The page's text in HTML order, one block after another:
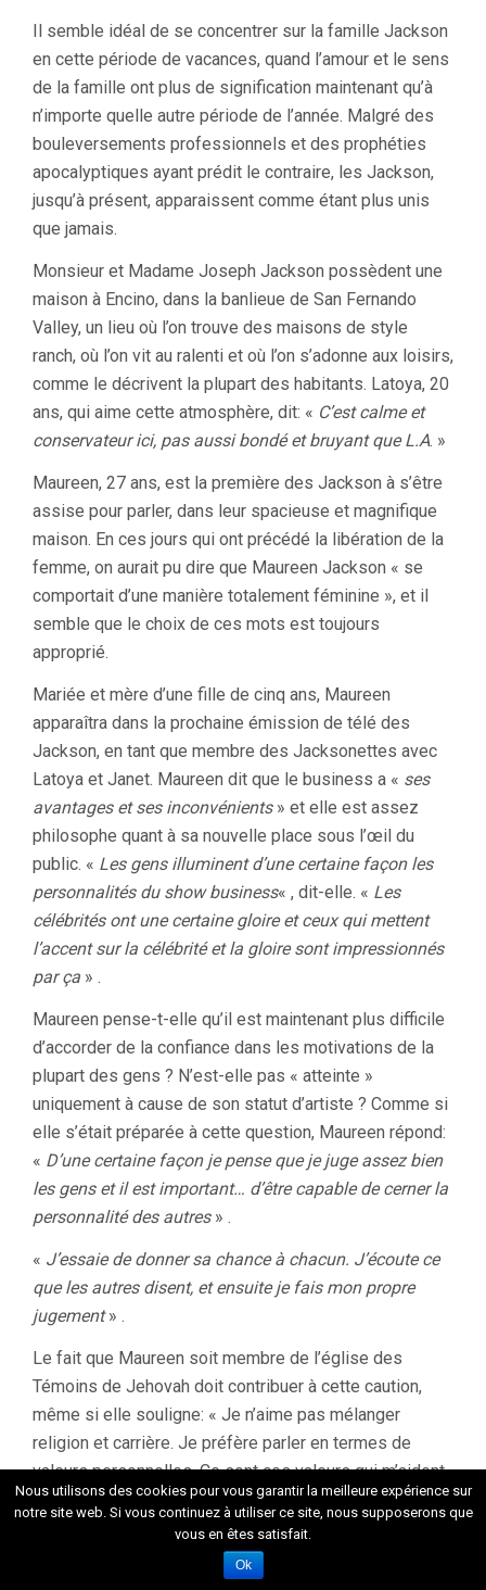
Il semble idéal de se concentrer sur la famille Jackson
en cette période de vacances, quand l’amour et le sens
de la famille ont plus de signification maintenant qu’à
n’importe quelle autre période de l’année. Malgré des
bouleversements professionnels et des prophéties
apocalyptiques ayant prédit le contraire, les Jackson,
jusqu’à présent, apparaissent comme étant plus unis
que jamais.
Monsieur et Madame Joseph Jackson possèdent une
maison à Encino, dans la banlieue de San Fernando
Valley, un lieu où l’on trouve des maisons de style
ranch, où l’on vit au ralenti et où l’on s’adonne aux loisirs,
comme le décrivent la plupart des habitants. Latoya, 20
ans, qui aime cette atmosphère, dit: « C’est calme et
conservateur ici, pas aussi bondé et bruyant que L.A. »
Maureen, 27 ans, est la première des Jackson à s’être
assise pour parler, dans leur spacieuse et magnifique
maison. En ces jours qui ont précédé la libération de la
femme, on aurait pu dire que Maureen Jackson « se
comportait d’une manière totalement féminine », et il
semble que le choix de ces mots est toujours
approprié.
Mariée et mère d’une fille de cinq ans, Maureen
apparaîtra dans la prochaine émission de télé des
Jackson, en tant que membre des Jacksonettes avec
Latoya et Janet. Maureen dit que le business a « ses
avantages et ses inconvénients» et elle est assez
philosophe quant à sa nouvelle place sous l’œil du
public. « Les gens illuminent d’une certaine façon les
personnalités du show business« , dit-elle. « Les
célébrités ont une certaine gloire et ceux qui mettent
l’accent sur la célébrité et la gloire sont impressionnés
par ça » .
Maureen pense-t-elle qu’il est maintenant plus difficile
d’accorder de la confiance dans les motivations de la
plupart des gens ? N’est-elle pas « atteinte »
uniquement à cause de son statut d’artiste ? Comme si
elle s’était préparée à cette question, Maureen répond:
« D’une certaine façon je pense que je juge assez bien
les gens et il est important… d’être capable de cerner la
personnalité des autres» .
« J’essaie de donner sa chance à chacun. J’écoute ce
que les autres disent, et ensuite je fais mon propre
jugement» .
Le fait que Maureen soit membre de l’église des
Témoins de Jehovah doit contribuer à cette caution,
même si elle souligne: « Je n’aime pas mélanger
religion et carrière. Je préfère parler en termes de
valeurs personnelles. Ce sont ces valeurs qui m’aident,
comme on dit, «il faut garder la tête froide» .
Maureen ne pense pas que les émissions de télé vont
apporter des changements drastiques dans sa propre
Nous utilisons des cookies pour vous garantir la meilleure expérience sur
notre site web. Si vous continuez à utiliser ce site, nous supposerons que
vous en êtes satisfait.
Ok